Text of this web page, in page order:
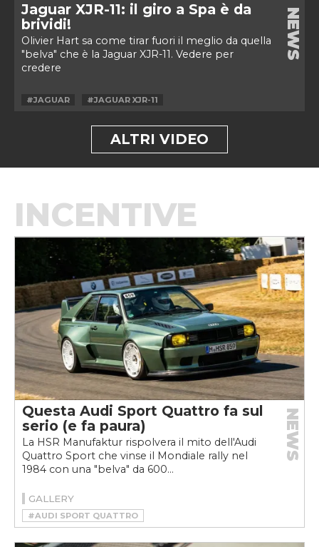
Jaguar XJR-11: il giro a Spa è da
brividi!
Olivier Hart sa come tirar fuori il meglio da quella
"belva" che è la Jaguar XJR-11. Vedere per
credere
NEWS
#JAGUAR #JAGUAR XJR-11
ALTRI VIDEO
INCENTIVE
Questa Audi Sport Quattro fa sul
serio (e fa paura)
La HSR Manufaktur rispolvera il mito dell'Audi
Quattro Sport che vinse il Mondiale rally nel
1984 con una "belva" da 600...
NEWS
GALLERY
#AUDI SPORT QUATTRO
#HSR MANUFAKTUR
#RESTOMOD